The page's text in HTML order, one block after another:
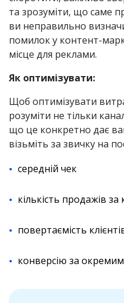
та зрозуміти, що саме
ви неправильно
помилок у контент-
місце для реклами.
Як оптимізувати:
Щоб оптимізувати
розуміти не тільки
що це конкретно дає
візьміть за звичку на
середній чек
кількість продажів
повертаємість
конверсію за